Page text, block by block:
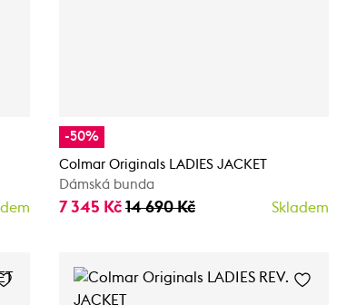
-50%
Colmar Originals LADIES JACKET
Dámská bunda
7 345 Kč 14 690 Kč Skladem